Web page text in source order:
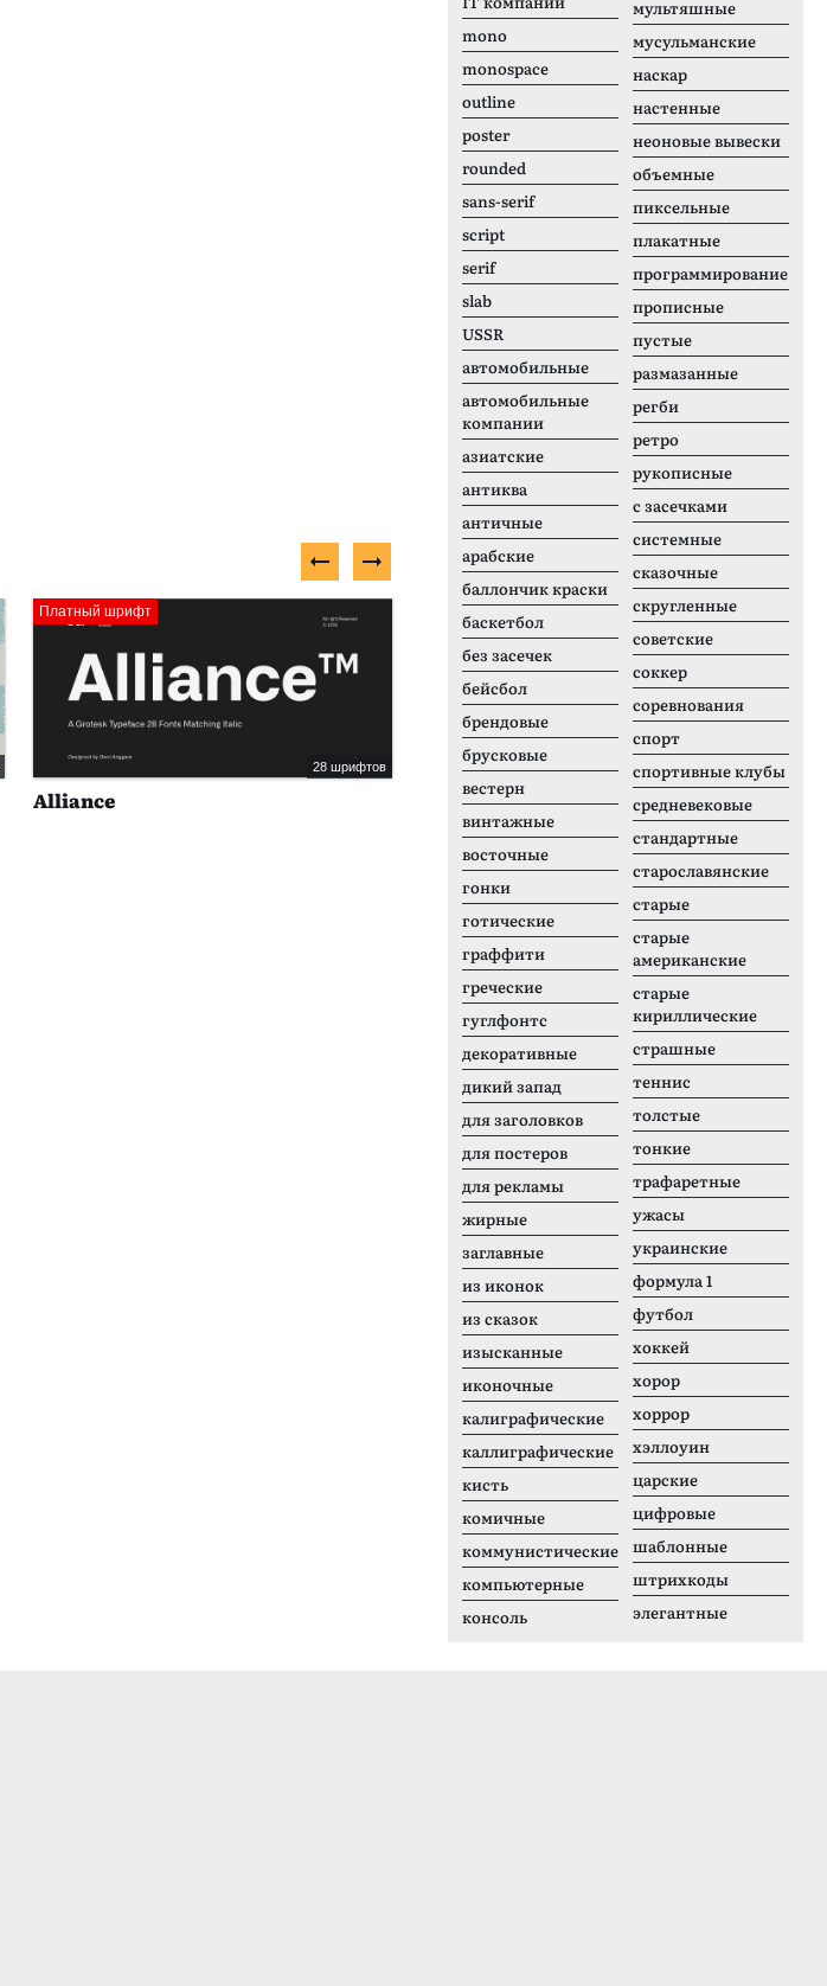
Платный шрифт
28 шрифтов
Alliance
12 шрифтов
Bai Jamjuree
mono
monospace
outline
poster
rounded
sans-serif
script
serif
slab
USSR
автомобильные
автомобильные
компании
азиатские
антиква
античные
арабские
баллончик краски
баскетбол
без засечек
бейсбол
брендовые
брусковые
вестерн
винтажные
восточные
гонки
готические
граффити
греческие
гуглфонтс
декоративные
дикий запад
для заголовков
для постеров
для рекламы
жирные
заглавные
из иконок
из сказок
изысканные
иконочные
калиграфические
каллиграфические
кисть
комичные
коммунистические
компьютерные
консоль
мультяшные
мусульманские
наскар
настенные
неоновые вывески
объемные
пиксельные
плакатные
программирование
прописные
пустые
размазанные
регби
ретро
рукописные
с засечками
системные
сказочные
скругленные
советские
соккер
соревнования
спорт
спортивные клубы
средневековые
стандартные
старославянские
старые
старые
американские
старые
кириллические
страшные
теннис
толстые
тонкие
трафаретные
ужасы
украинские
формула 1
футбол
хоккей
хорор
хоррор
хэллоуин
царские
цифровые
шаблонные
штрихкоды
элегантные